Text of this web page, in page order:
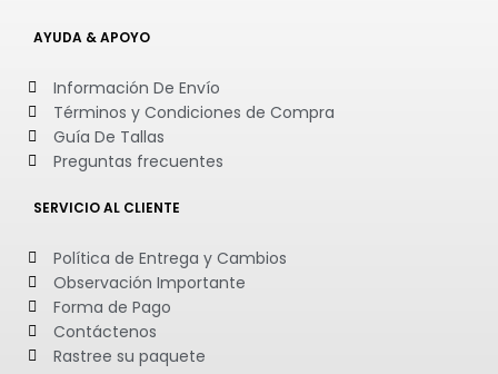
AYUDA & APOYO
Información De Envío
Términos y Condiciones de Compra
Guía De Tallas
Preguntas frecuentes
SERVICIO AL CLIENTE
Política de Entrega y Cambios
Observación Importante
Forma de Pago
Contáctenos
Rastree su paquete